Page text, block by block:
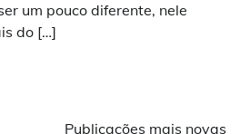
um pouco diferente, nele
do […]
Publicações mais novas